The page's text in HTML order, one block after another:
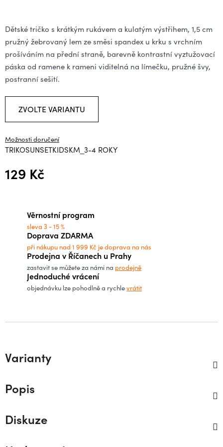
Dětské tričko s krátkým rukávem a kulatým výstřihem, 1,5 cm
pružný žebrovaný lem ze směsi spandex u krku s vrchním
prošíváním na přední straně, barevně kontrastní vyztužovací
páska od ramene k rameni viditelná na límečku, pružné švy,
postranní sešití.
ZVOLTE VARIANTU
Možnosti doručení
TRIKOSUNSETKIDSKM_3-4 ROKY
129 Kč
Věrnostní program
sleva 3 - 15 %
Doprava ZDARMA
při nákupu nad 1 999 Kč je doprava na nás
Prodejna v Říčanech u Prahy
zastavit se můžete za námi na prodejně
Jednoduché vrácení
objednávku lze pohodlně a rychlevrátit
Varianty
Popis
Diskuze